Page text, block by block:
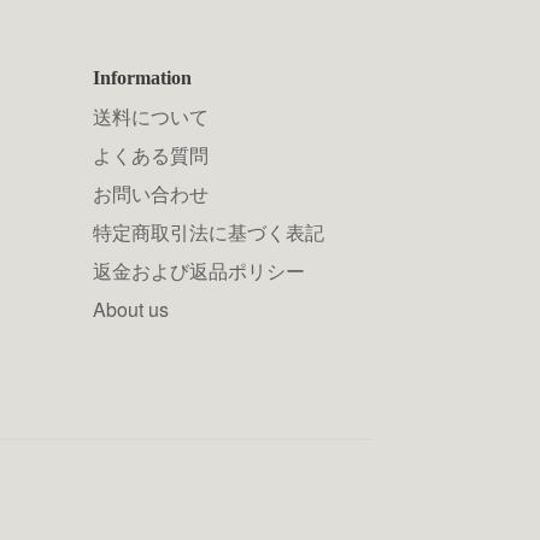
Information
送料について
よくある質問
お問い合わせ
特定商取引法に基づく表記
返金および返品ポリシー
About us